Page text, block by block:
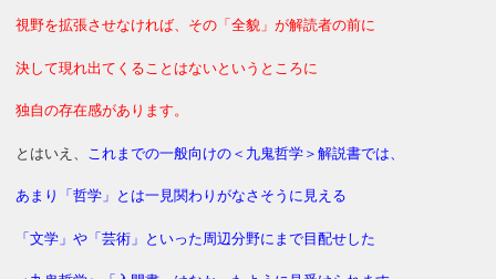
視野を拡張させなければ、その「全貌」が解読者の前に
決して現れ出てくることはないというところに
独自の存在感があります。
とはいえ、 これまでの一般向けの＜九鬼哲学＞解説書では、
あまり「哲学」とは一見関わりがなさそうに見える
「文学」や「芸術」といった周辺分野にまで目配せした